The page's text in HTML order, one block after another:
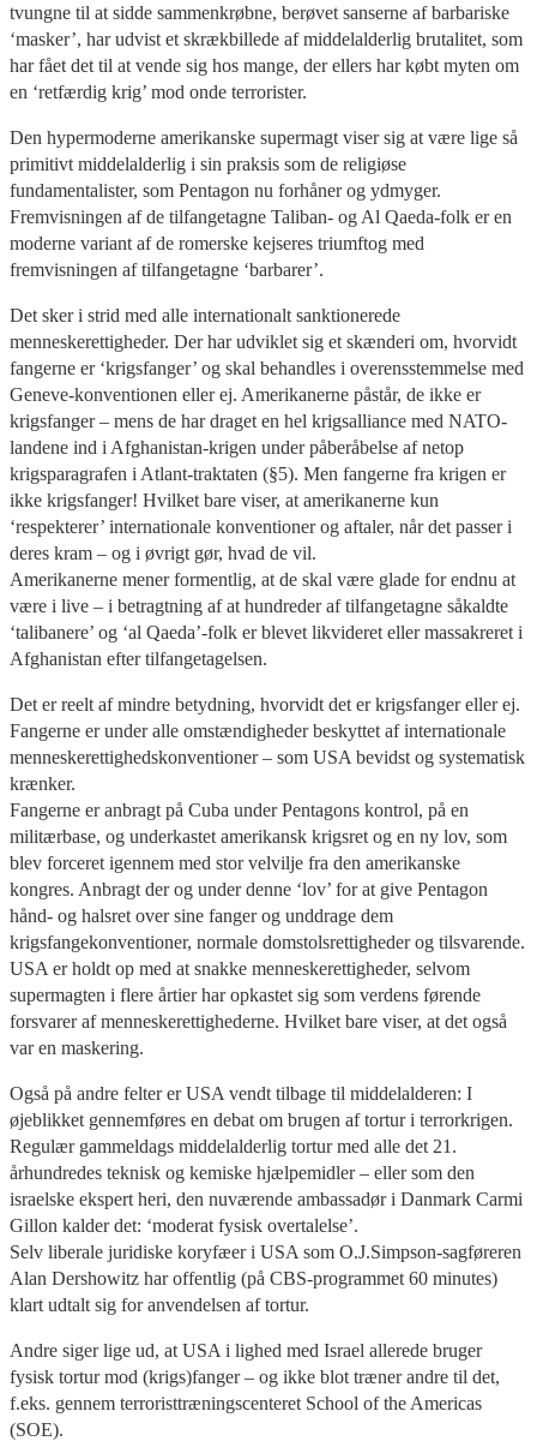
tvungne til at sidde sammenkrøbne, berøvet sanserne af barbariske
‘masker’, har udvist et skrækbillede af middelalderlig brutalitet, som
har fået det til at vende sig hos mange, der ellers har købt myten om
en ‘retfærdig krig’ mod onde terrorister.
Den hypermoderne amerikanske supermagt viser sig at være lige så
primitivt middelalderlig i sin praksis som de religiøse
fundamentalister, som Pentagon nu forhåner og ydmyger.
Fremvisningen af de tilfangetagne Taliban- og Al Qaeda-folk er en
moderne variant af de romerske kejseres triumftog med
fremvisningen af tilfangetagne ‘barbarer’.
Det sker i strid med alle internationalt sanktionerede
menneskerettigheder. Der har udviklet sig et skænderi om, hvorvidt
fangerne er ‘krigsfanger’ og skal behandles i overensstemmelse med
Geneve-konventionen eller ej. Amerikanerne påstår, de ikke er
krigsfanger – mens de har draget en hel krigsalliance med NATO-
landene ind i Afghanistan-krigen under påberåbelse af netop
krigsparagrafen i Atlant-traktaten (§5). Men fangerne fra krigen er
ikke krigsfanger! Hvilket bare viser, at amerikanerne kun
‘respekterer’ internationale konventioner og aftaler, når det passer i
deres kram – og i øvrigt gør, hvad de vil.
Amerikanerne mener formentlig, at de skal være glade for endnu at
være i live – i betragtning af at hundreder af tilfangetagne såkaldte
‘talibanere’ og ‘al Qaeda’-folk er blevet likvideret eller massakreret i
Afghanistan efter tilfangetagelsen.
Det er reelt af mindre betydning, hvorvidt det er krigsfanger eller ej.
Fangerne er under alle omstændigheder beskyttet af internationale
menneskerettighedskonventioner – som USA bevidst og systematisk
krænker.
Fangerne er anbragt på Cuba under Pentagons kontrol, på en
militærbase, og underkastet amerikansk krigsret og en ny lov, som
blev forceret igennem med stor velvilje fra den amerikanske
kongres. Anbragt der og under denne ‘lov’ for at give Pentagon
hånd- og halsret over sine fanger og unddrage dem
krigsfangekonventioner, normale domstolsrettigheder og tilsvarende.
USA er holdt op med at snakke menneskerettigheder, selvom
supermagten i flere årtier har opkastet sig som verdens førende
forsvarer af menneskerettighederne. Hvilket bare viser, at det også
var en maskering.
Også på andre felter er USA vendt tilbage til middelalderen: I
øjeblikket gennemføres en debat om brugen af tortur i terrorkrigen.
Regulær gammeldags middelalderlig tortur med alle det 21.
århundredes teknisk og kemiske hjælpemidler – eller som den
israelske ekspert heri, den nuværende ambassadør i Danmark Carmi
Gillon kalder det: ‘moderat fysisk overtalelse’.
Selv liberale juridiske koryfæer i USA som O.J.Simpson-sagføreren
Alan Dershowitz har offentlig (på CBS-programmet 60 minutes)
klart udtalt sig for anvendelsen af tortur.
Andre siger lige ud, at USA i lighed med Israel allerede bruger
fysisk tortur mod (krigs)fanger – og ikke blot træner andre til det,
f.eks. gennem terroristtræningscenteret School of the Americas
(SOE).